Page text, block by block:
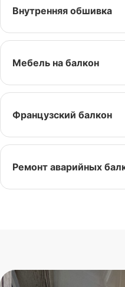
Внутренняя обшивка
Мебель на балкон
Французский балкон
Ремонт аварийных